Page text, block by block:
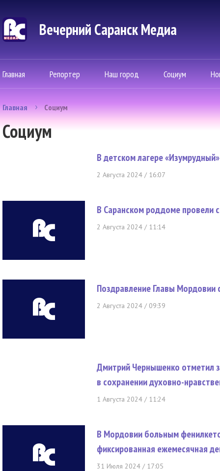
Вечерний Саранск Mедиа
Главная Репортер Наш город Социум
Главная Социум
Социум
В детском лагере
2 Августа 2024 / 16:07
В Саранском роддоме провели
2 Августа 2024 / 11:14
Поздравление Главы
2 Августа 2024 / 09:39
Дмитрий Чернышенко отметил
в сохранении духовно-
1 Августа 2024 / 11:24
В Мордовии больным
фиксированная ежемесячная
31 Июля 2024 / 17:05